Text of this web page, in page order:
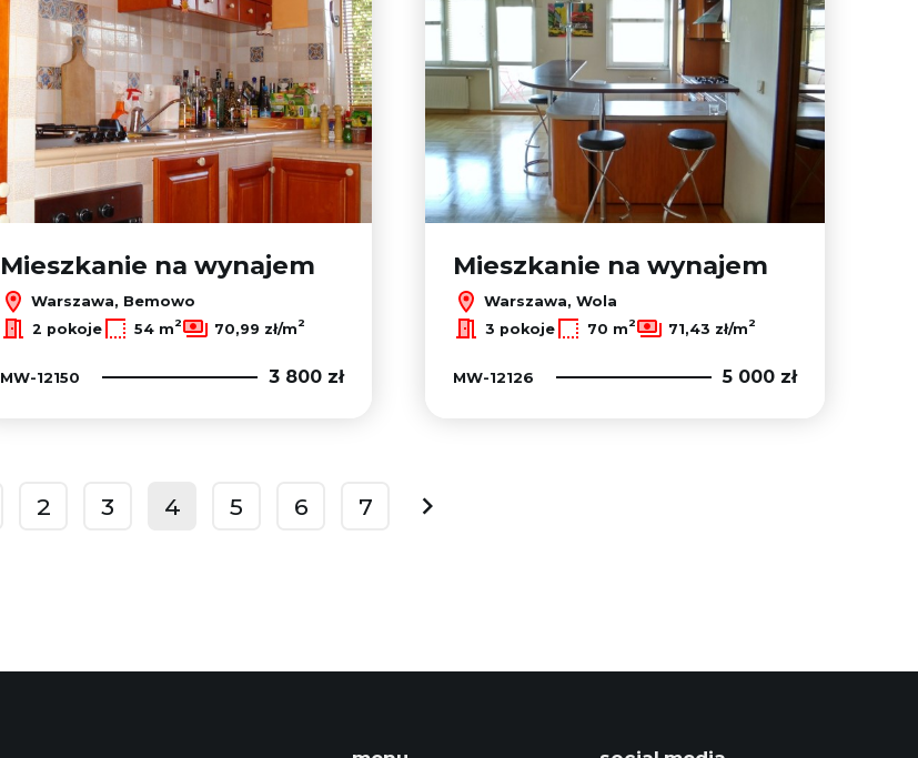
Mieszkanie na wynajem
Warszawa, Bemowo
2 pokoje 54 m2 70,99 zł/m2
MW-12150 3 800 zł
Mieszkanie na wynajem
Warszawa, Wola
3 pokoje 70 m2 71,43 zł/m2
MW-12126 5 000 zł
2 3 4 5 6 7
next